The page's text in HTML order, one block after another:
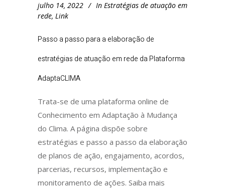
julho 14, 2022 In Estratégias de atuação em
rede, Link
Passo a passo para a elaboração de
estratégias de atuação em rede da Plataforma
AdaptaCLIMA
Trata-se de uma plataforma online de
Conhecimento em Adaptação à Mudança
do Clima. A página dispõe sobre
estratégias e passo a passo da elaboração
de planos de ação, engajamento, acordos,
parcerias, recursos, implementação e
monitoramento de ações. Saiba mais